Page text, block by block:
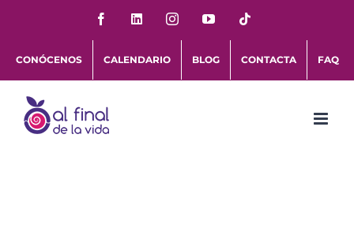
contenido
FacebookLinkedInInstagramYouTube
CONÓCENOS CALENDARIO BLOG CONTACTA FAQ